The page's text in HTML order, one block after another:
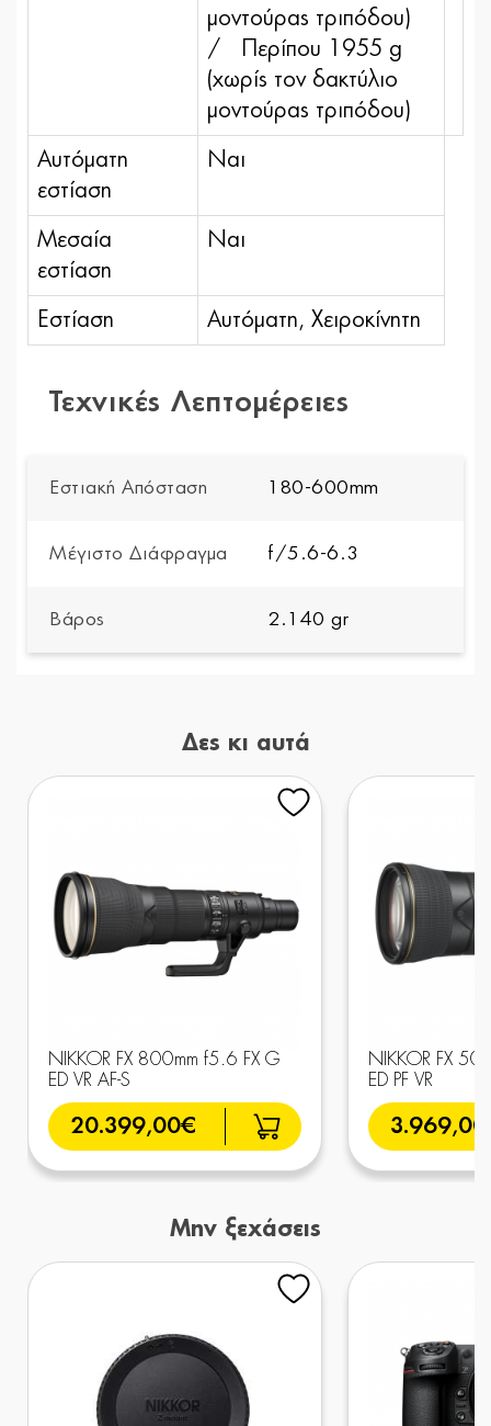
μοντούρας τριπόδου)
/ Περίπου 1955 g
(χωρίς τον δακτύλιο
μοντούρας τριπόδου)
Αυτόματη
εστίαση
Ναι
Μεσαία
εστίαση
Ναι
Εστίαση Αυτόματη, Χειροκίνητη
Τεχνικές Λεπτομέρειες
Εστιακή Απόσταση 180-600mm
Μέγιστο Διάφραγμα f/5.6-6.3
Βάρος 2.140 gr
Δες κι αυτά
NIKKOR FX 800mm f5.6 FX G
ED VR AF-S
20.399,00€
NIKKOR FX
ED PF VR
Μην ξεχάσεις